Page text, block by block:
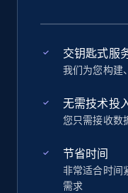
交钥匙式服
我们为您构建
无需技术投
您只需接收数
节省时间
非常适合时间
需求